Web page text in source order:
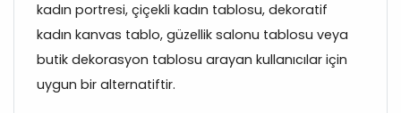
kadın portresi, çiçekli kadın tablosu, dekoratif
kadın kanvas tablo, güzellik salonu tablosu veya
butik dekorasyon tablosu arayan kullanıcılar için
uygun bir alternatiftir.